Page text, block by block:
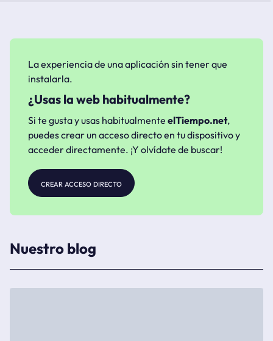
La experiencia de una aplicación sin tener que
instalarla.
¿Usas la web habitualmente?
Si te gusta y usas habitualmente elTiempo.net,
puedes crear un acceso directo en tu dispositivo y
acceder directamente. ¡Y olvídate de buscar!
crear acceso directo
Nuestro blog